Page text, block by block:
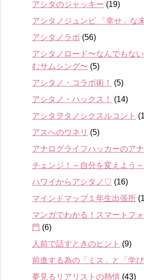
アシタのジャッキー (19)
アシタノジュンビ 「幸せ」な
アシタノラボ (56)
アシタノロード〜なんでもな
むサムシング〜 (5)
アシタノ・コラボ術！
(5)
アシタノ・ハックス！
(14)
アシタヲタノシクスルコント
アスへのウネリ (5)
アナログライフハッカーのア
チェンジ！～自分を変えよう～
ハワイからアシタノ♡ (16)
マインドマップ１年生出張所
マンガでわかる！スマートフ
門 (6)
人前で話すときのヒント (9)
前進する為の「ミス」と「学び
夢見るリアリストの熱情 (43)